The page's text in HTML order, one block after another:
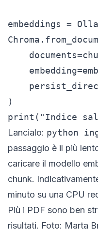
embeddings =
)
Lancialo: python
passaggio è il più
caricare il modello
chunk.
minuto su una CPU
Più i PDF sono ben
risultati. Foto: Marta